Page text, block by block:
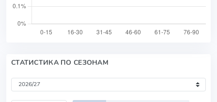
СТАТИСТИКА ПО СЕЗОНАМ